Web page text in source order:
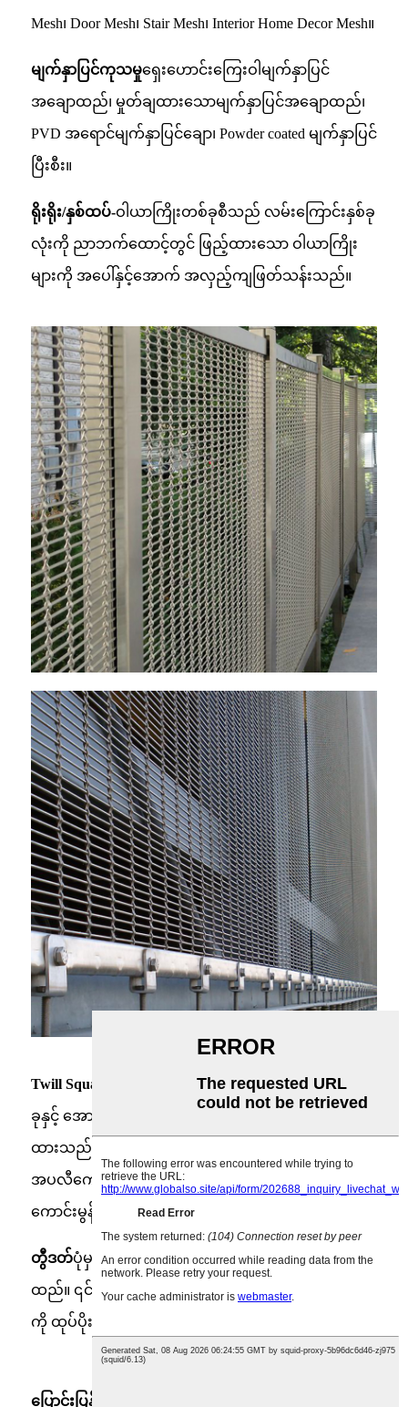
Mesh၊ Door Mesh၊ Stair Mesh၊ Interior Home Decor Mesh။
မျက်နှာပြင်ကုသမှုရှေးဟောင်းကြေးဝါမျက်နှာပြင်
အချောထည်၊ မှုတ်ချထားသောမျက်နှာပြင်အချောထည်၊
PVD အရောင်မျက်နှာပြင်ချော၊ Powder coated မျက်နှာပြင်
ပြီးစီး။
ရိုးရိုး/နှစ်ထပ်-ဝါယာကြိုးတစ်ခုစီသည် လမ်းကြောင်းနှစ်ခု
လုံးကို ညာဘက်ထောင့်တွင် ဖြည့်ထားသော ဝါယာကြိုး
များကို အပေါ်နှင့်အောက် အလှည့်ကျဖြတ်သန်းသည်။
Twill Square warp နှင့် shute တစ်ခုစီသည် warp ဝါယာနှစ်
ခုနှင့် အောက်နှစ်ခုအပေါ်တွင် အလှည့်ကျ ယက်လုပ်
ထားသည်။ ဤစွမ်းရည်သည် ဤဝါယာကြိုးအထည်၏
အပလီကေးရှင်းများကို ပိုကြီးသောဝန်နှင့် ပို
ကောင်းမွန်သော filtration အတွက် အသုံးပြုခွင့်ပေးသည်။
တွီဒတ်ပုံမှန်ဒတ်ခ်ျရက်ပ်များထက် ပိုမိုခိုင်ခံ့စေသော ဇကာ
ထည်။ ၎င်းသည် သတ်မှတ်ဧရိယာတွင် ပို၍ပင်ကြိုးများ
ကို ထုပ်ပိုးထားသည်။
ပြောင်းပြန် ရိုးရိုးဒတ်ခ်ျ-